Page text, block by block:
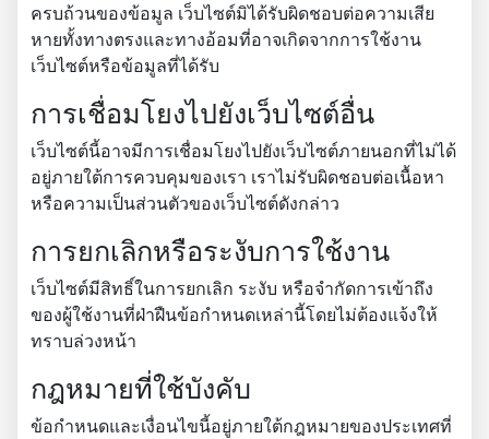
ครบถ้วนของข้อมูล เว็บไซต์มิได้รับผิดชอบต่อความเสีย
หายทั้งทางตรงและทางอ้อมที่อาจเกิดจากการใช้งาน
เว็บไซต์หรือข้อมูลที่ได้รับ
การเชื่อมโยงไปยังเว็บไซต์อื่น
เว็บไซต์นี้อาจมีการเชื่อมโยงไปยังเว็บไซต์ภายนอกที่ไม่ได้
อยู่ภายใต้การควบคุมของเรา เราไม่รับผิดชอบต่อเนื้อหา
หรือความเป็นส่วนตัวของเว็บไซต์ดังกล่าว
การยกเลิกหรือระงับการใช้งาน
เว็บไซต์มีสิทธิ์ในการยกเลิก ระงับ หรือจำกัดการเข้าถึง
ของผู้ใช้งานที่ฝ่าฝืนข้อกำหนดเหล่านี้โดยไม่ต้องแจ้งให้
ทราบล่วงหน้า
กฎหมายที่ใช้บังคับ
ข้อกำหนดและเงื่อนไขนี้อยู่ภายใต้กฎหมายของประเทศที่